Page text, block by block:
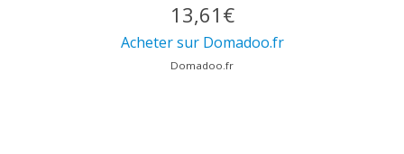
13,61€
Acheter sur Domadoo.fr
Domadoo.fr